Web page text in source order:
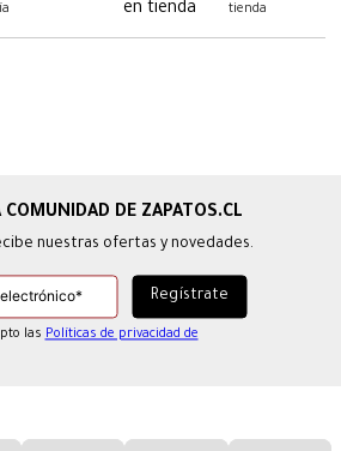
tienda
nuestras ofertas y novedades.
las Políticas de privacidad de